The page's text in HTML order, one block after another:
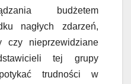
budżetem
nagłych zdarzeń,
czy nieprzewidziane
tej grupy
trudności w